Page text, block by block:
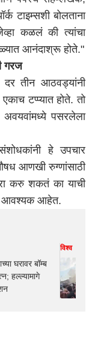
टाइम्सशी बोलताना
कळलं की त्यांचा
आनंदाश्रू होते."
गरज
दर तीन आठवड्यांनी
टप्प्यात होते. तो
अवयवांमध्ये पसरलेला
हे उपचार
आणखी रुग्णांसाठी
करु शकतं का याची
आवश्यक आहेत.
घरावर बॉम्ब
हल्ल्यामागे
विश्व